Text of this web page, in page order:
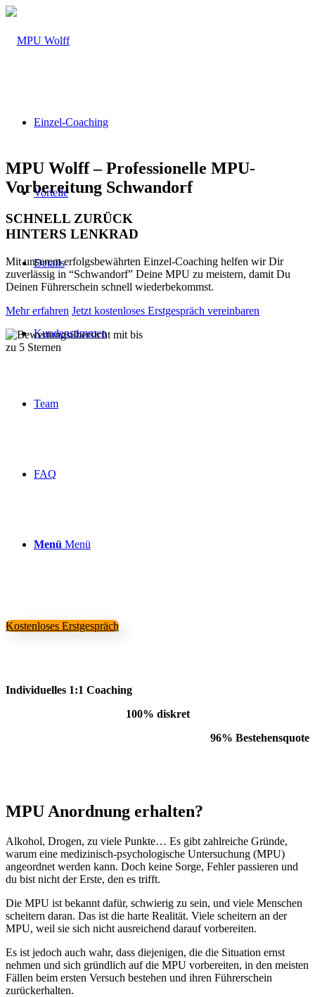
Einzel-Coaching
Vorteile
Details
Kundenstimmen
Team
FAQ
Menü Menü
Kostenloses Erstgespräch
MPU Wolff – Professionelle MPU-
Vorbereitung Schwandorf
SCHNELL ZURÜCK
HINTERS LENKRAD
Mit unserem erfolgsbewährten Einzel-Coaching helfen wir Dir
zuverlässig in “Schwandorf” Deine MPU zu meistern, damit Du
Deinen Führerschein schnell wiederbekommst.
Mehr erfahren Jetzt kostenloses Erstgespräch vereinbaren
Individuelles 1:1 Coaching
100% diskret
96% Bestehensquote
MPU Anordnung erhalten?
Alkohol, Drogen, zu viele Punkte… Es gibt zahlreiche Gründe,
warum eine medizinisch-psychologische Untersuchung (MPU)
angeordnet werden kann. Doch keine Sorge, Fehler passieren und
du bist nicht der Erste, den es trifft.
Die MPU ist bekannt dafür, schwierig zu sein, und viele Menschen
scheitern daran. Das ist die harte Realität. Viele scheitern an der
MPU, weil sie sich nicht ausreichend darauf vorbereiten.
Es ist jedoch auch wahr, dass diejenigen, die die Situation ernst
nehmen und sich gründlich auf die MPU vorbereiten, in den meisten
Fällen beim ersten Versuch bestehen und ihren Führerschein
zurückerhalten.